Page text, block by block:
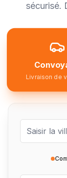
sécurisé.
Livraison de